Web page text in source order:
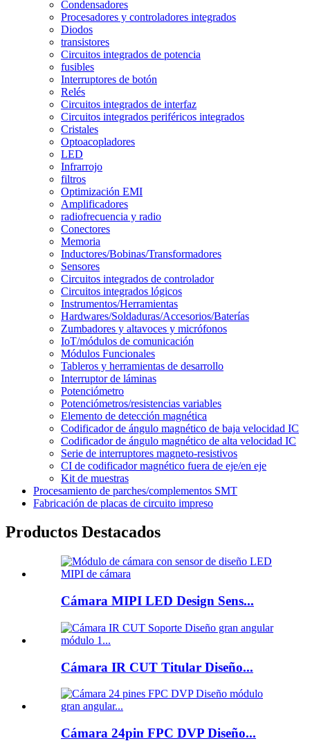
Condensadores
Procesadores y controladores integrados
Diodos
transistores
Circuitos integrados de potencia
fusibles
Interruptores de botón
Relés
Circuitos integrados de interfaz
Circuitos integrados periféricos integrados
Cristales
Optoacopladores
LED
Infrarrojo
filtros
Optimización EMI
Amplificadores
radiofrecuencia y radio
Conectores
Memoria
Inductores/Bobinas/Transformadores
Sensores
Circuitos integrados de controlador
Circuitos integrados lógicos
Instrumentos/Herramientas
Hardwares/Soldaduras/Accesorios/Baterías
Zumbadores y altavoces y micrófonos
IoT/módulos de comunicación
Módulos Funcionales
Tableros y herramientas de desarrollo
Interruptor de láminas
Potenciómetro
Potenciómetros/resistencias variables
Elemento de detección magnética
Codificador de ángulo magnético de baja velocidad IC
Codificador de ángulo magnético de alta velocidad IC
Serie de interruptores magneto-resistivos
CI de codificador magnético fuera de eje/en eje
Kit de muestras
Procesamiento de parches/complementos SMT
Fabricación de placas de circuito impreso
Productos Destacados
Cámara MIPI LED Design Sens...
Cámara IR CUT Titular Diseño...
Cámara 24pin FPC DVP Diseño...